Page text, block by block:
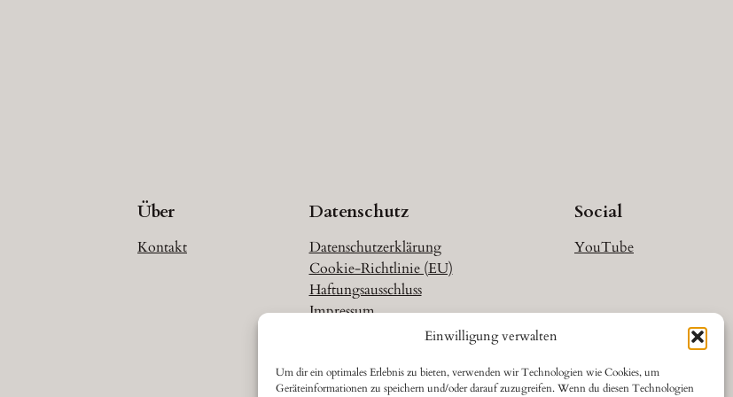
Einwilligung verwalten
Um dir ein optimales Erlebnis zu bieten, verwenden wir Technologien wie Cookies, um
Geräteinformationen zu speichern und/oder darauf zuzugreifen. Wenn du diesen Technologien
Über
Kontakt
Datenschutz
Datenschutzerklärung
Cookie-Richtlinie (EU)
Haftungsausschluss
Impressum
Social
YouTube